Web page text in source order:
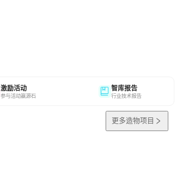
激励活动
参与活动赢源石
智库报告
行业技术报告
更多造物项目